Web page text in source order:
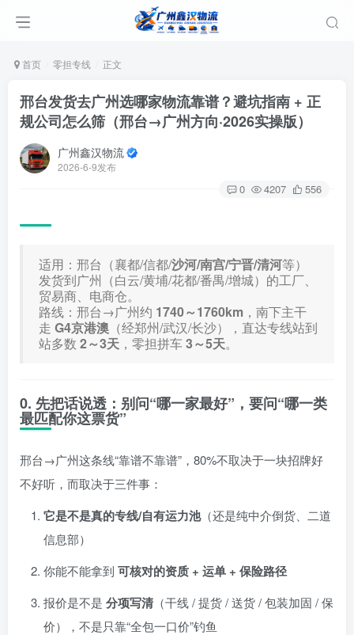
首页 零担专线 正文
邢台发货去广州选哪家物流靠谱？避坑指南 + 正
规公司怎么筛（邢台→广州方向·2026实操版）
广州鑫汉物流
2026-6-9发布
0 4207 556
适用：邢台（襄都/信都/沙河/南宫/宁晋/清河等）
发货到广州（白云/黄埔/花都/番禺/增城）的工厂、
贸易商、电商仓。
路线：邢台→广州约 1740～1760km ，南下主干
走 G4京港澳 （经郑州/武汉/长沙），直达专线站到
站多数 2～3天 ，零担拼车3～5天。
0. 先把话说透：别问“哪一家最好”，要问“哪一类
最匹配你这票货”
邢台→广州这条线“靠谱不靠谱”，80%不取决于一块招牌好
不好听，而取决于三件事：
它是不是真的专线/自有运力池（还是纯中介倒货、二道
信息部）
你能不能拿到 可核对的资质 + 运单 + 保险路径
报价是不是 分项写清 （干线 / 提货 / 送货 / 包装加固 / 保
价），不是只靠“全包一口价”钓鱼